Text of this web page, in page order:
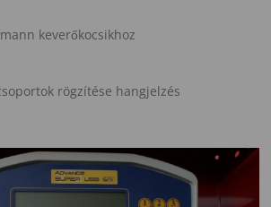
keverőkocsikhoz
rögzítése hangjelzés